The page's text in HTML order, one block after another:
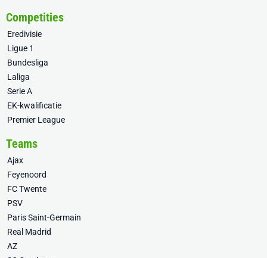
Competities
Eredivisie
Ligue 1
Bundesliga
Laliga
Serie A
EK-kwalificatie
Premier League
Teams
Ajax
Feyenoord
FC Twente
PSV
Paris Saint-Germain
Real Madrid
AZ